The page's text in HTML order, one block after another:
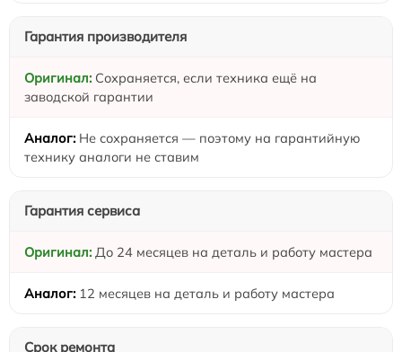
Гарантия производителя
Сохраняется, если техника ещё на
заводской гарантии
Не сохраняется — поэтому на гарантийную
технику аналоги не ставим
Гарантия сервиса
До 24 месяцев на деталь и работу мастера
12 месяцев на деталь и работу мастера
Срок ремонта